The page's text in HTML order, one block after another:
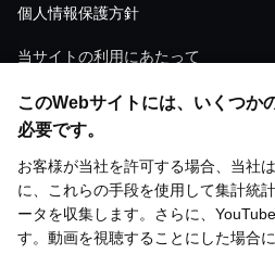
このWebサイトには、いくつか
必要です。
お客様が当社を許可する場合、当社
に、これらの手段を使用して集計統
ータを収集します。さらに、
す。動画を視聴することにした場合
環境汚染
水
化学物質管理
環境・安全マネジメント
人権
労働安全衛生
ガバナンストップ
コーポレート・ガバナン
取締役会について
執行体制
調達
基本方針
リスク評価
具体的な取り組み
ESGライブラリ
ESGライブラリトップ
統合報告書
サステナビリティ取り組み
「アセット・アセンブラ
財務・M&A戦略
「PERの最大化」に向け
中期経営方針
説明会資料・動画
有価証券報告書
統合報告書
ファクトシート
株主総会
株主還元
アナリストレーティング
業績・財務・ESGデータ
直近の業績・見通し
連結財務諸表
主要業績データ
個人投資家の皆様へ
個人投資家の皆様へトッ
塗料の魅力と市場成長性
日本ペイントグループと
役員紹介
ショールーム
歴史館
アセット：DuluxGroup（
アセット：Dunn-
グループ企業一覧
研究開発
研究開発トップ
技術情報一覧
開発ストーリー
メディア掲載
個人情報保護方針
当サイトの利用にあたって
ウェブアクセシビリティ対応方針
ソーシャルメディアポリシー
お問い合わせ
サイトマップ